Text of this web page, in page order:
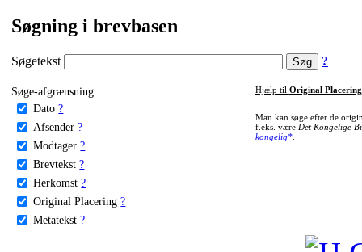
Søgning i brevbasen
Søgetekst ?
Søge-afgrænsning:
Dato ?
Afsender ?
Modtager ?
Brevtekst ?
Herkomst ?
Original Placering ?
Metatekst ?
Hjælp til Original Placering
Man kan søge efter de
f.eks. være Det Kongelige
kongelig*.